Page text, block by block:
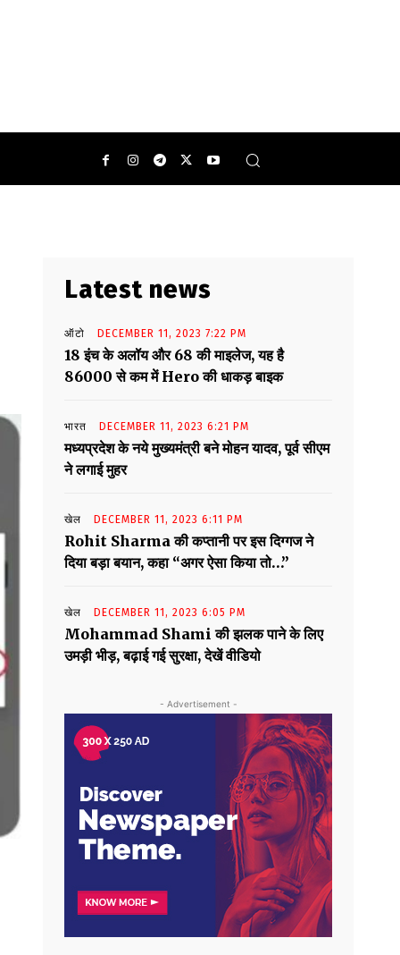
Latest news
ऑटो DECEMBER 11, 2023 7:22 PM
18 इंच के अलॉय और 68 की माइलेज, यह है
86000 से कम में Hero की धाकड़ बाइक
भारत DECEMBER 11, 2023 6:21 PM
मध्यप्रदेश के नये मुख्यमंत्री बने मोहन यादव, पूर्व सीएम
ने लगाई मुहर
खेल DECEMBER 11, 2023 6:11 PM
Rohit Sharma की कप्तानी पर इस दिग्गज ने
दिया बड़ा बयान, कहा “अगर ऐसा किया तो…”
खेल DECEMBER 11, 2023 6:05 PM
Mohammad Shami की झलक पाने के लिए
उमड़ी भीड़, बढ़ाई गई सुरक्षा, देखें वीडियो
- Advertisement -